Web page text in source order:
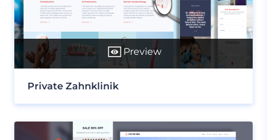
Preview
Private Zahnklinik